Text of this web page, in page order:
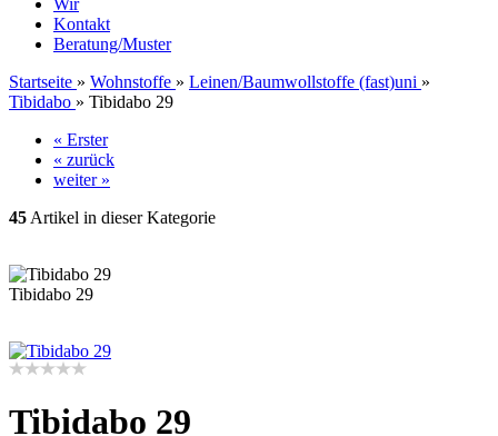
Wir
Kontakt
Beratung/Muster
Startseite » Wohnstoffe » Leinen/Baumwollstoffe (fast)uni »
Tibidabo » Tibidabo 29
« Erster
« zurück
weiter »
45 Artikel in dieser Kategorie
Tibidabo 29
Tibidabo 29